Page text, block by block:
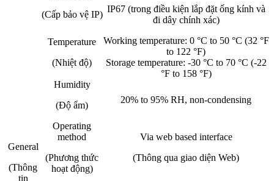
(Cấp bảo vệ IP)
IP67 (trong điều kiện lắp đặt ống kính và
đi dây chính xác)
Temperature
(Nhiệt độ)
Working temperature: 0 °C to 50 °C (32 °F
to 122 °F)
Storage temperature: -30 °C to 70 °C (-22
°F to 158 °F)
Humidity
(Độ ẩm)
20% to 95% RH, non-condensing
General
(Thông
tin
Operating
method
(Phương thức
hoạt động)
Via web based interface
(Thông qua giao diện Web)